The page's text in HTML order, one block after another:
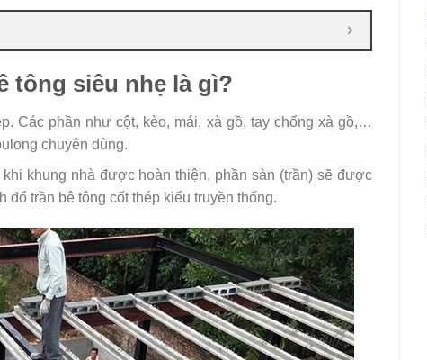
tông siêu nhẹ là gì?
Các phần như cột, kèo, mái, xà gồ, tay chống xà gồ,…
chuyên dùng.
khung nhà được hoàn thiện, phần sàn (trần) sẽ được
đổ trần bê tông cốt thép kiểu truyền thống.